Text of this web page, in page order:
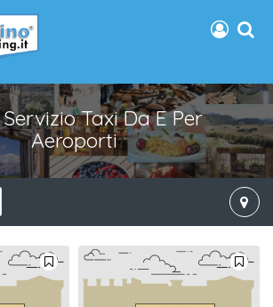
Servizio Taxi Da E Per
Aeroporti